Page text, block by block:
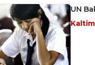
UN
Kaltim